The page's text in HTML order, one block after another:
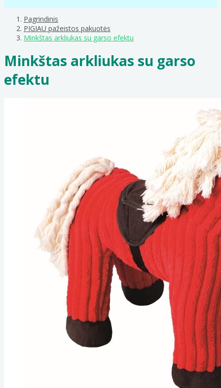
Pagrindinis
PIGIAU pažeistos pakuotės
Minkštas arkliukas su garso efektu
Minkštas arkliukas su garso
efektu